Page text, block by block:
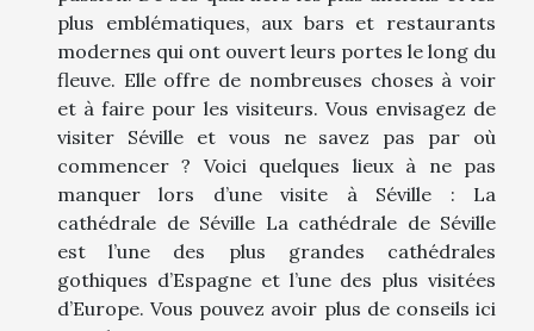
plus emblématiques, aux bars et restaurants
modernes qui ont ouvert leurs portes le long du
fleuve. Elle offre de nombreuses choses à voir
et à faire pour les visiteurs. Vous envisagez de
visiter Séville et vous ne savez pas par où
commencer ? Voici quelques lieux à ne pas
manquer lors d’une visite à Séville : La
cathédrale de Séville La cathédrale de Séville
est l’une des plus grandes cathédrales
gothiques d’Espagne et l’une des plus visitées
d’Europe. Vous pouvez avoir plus de conseils ici